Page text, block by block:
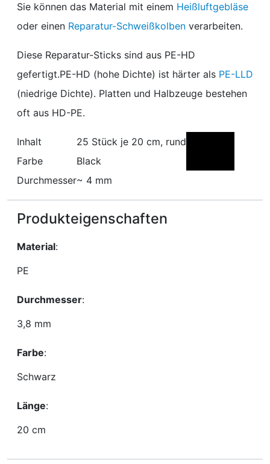
Sie können das Material mit einem Heißluftgebläse
oder einen Reparatur-Schweißkolben verarbeiten.
Diese Reparatur-Sticks sind aus PE-HD
gefertigt.PE-HD (hohe Dichte) ist härter als PE-LLD
(niedrige Dichte). Platten und Halbzeuge bestehen
oft aus HD-PE.
Inhalt
25 Stück je 20 cm, rund
Farbe
Black
Durchmesser~ 4 mm
Produkteigenschaften
Material:
PE
Durchmesser:
3,8 mm
Farbe:
Schwarz
Länge:
20 cm